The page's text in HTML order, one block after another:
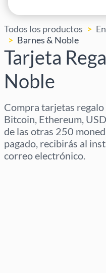
Todos los productos
Barnes & Noble
Tarjeta
Noble
Compra tarjetas
Bitcoin, Ethereum,
de las otras 250
pagado, recibirás al
correo electrónico.